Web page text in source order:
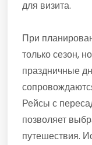
для визита.
При
только сезон,
праздничные
Рейсы с
позволяет
путешествия.